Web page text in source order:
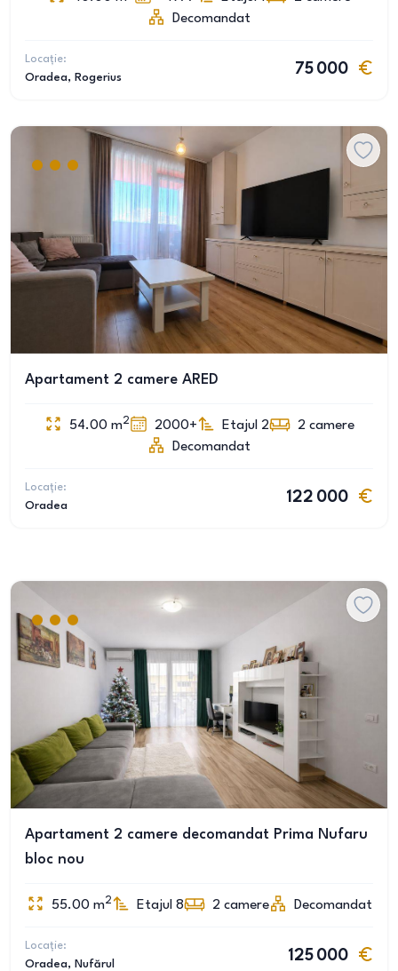
Decomandat
Locație:
Oradea, Rogerius
75 000
Apartament 2 camere ARED
54.00 m2 2000+ Etajul 2 2 camere
Decomandat
Locație:
Oradea
122 000
Apartament 2 camere decomandat Prima Nufaru
bloc nou
55.00 m2 Etajul 8 2 camere Decomandat
Locație:
Oradea, Nufărul
125 000